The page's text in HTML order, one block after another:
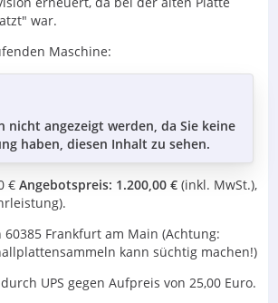
war.
Maschine:
nicht angezeigt werden, da Sie keine
haben, diesen Inhalt zu sehen.
€ Angebotspreis: 1.200,00 € (inkl. MwSt.),
Frankfurt am Main (Achtung:
kann süchtig machen!)
UPS gegen Aufpreis von 25,00 Euro.